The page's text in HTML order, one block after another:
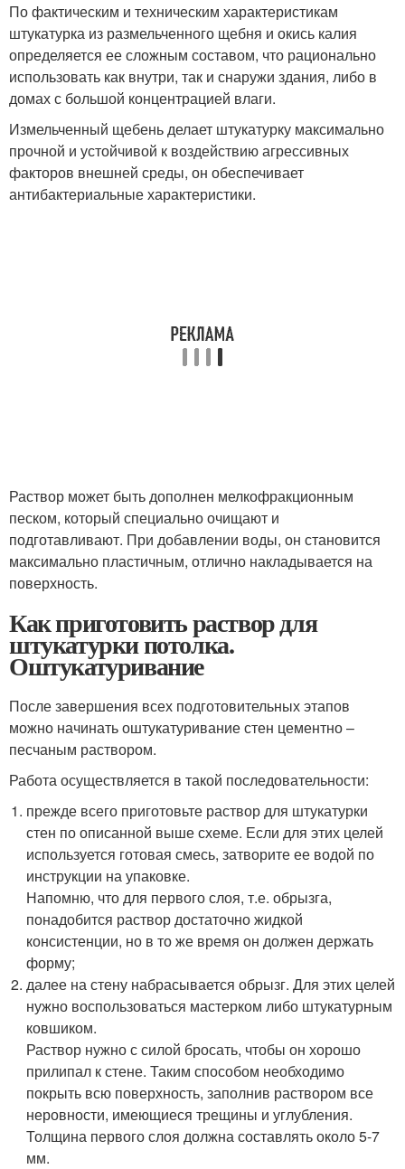
По фактическим и техническим характеристикам
штукатурка из размельченного щебня и окись калия
определяется ее сложным составом, что рационально
использовать как внутри, так и снаружи здания, либо в
домах с большой концентрацией влаги.
Измельченный щебень делает штукатурку максимально
прочной и устойчивой к воздействию агрессивных
факторов внешней среды, он обеспечивает
антибактериальные характеристики.
Раствор может быть дополнен мелкофракционным
песком, который специально очищают и
подготавливают. При добавлении воды, он становится
максимально пластичным, отлично накладывается на
поверхность.
Как приготовить раствор для
штукатурки потолка.
Оштукатуривание
После завершения всех подготовительных этапов
можно начинать оштукатуривание стен цементно –
песчаным раствором.
Работа осуществляется в такой последовательности:
прежде всего приготовьте раствор для штукатурки
стен по описанной выше схеме. Если для этих целей
используется готовая смесь, затворите ее водой по
инструкции на упаковке.
Напомню, что для первого слоя, т.е. обрызга,
понадобится раствор достаточно жидкой
консистенции, но в то же время он должен держать
форму;
далее на стену набрасывается обрызг. Для этих целей
нужно воспользоваться мастерком либо штукатурным
ковшиком.
Раствор нужно с силой бросать, чтобы он хорошо
прилипал к стене. Таким способом необходимо
покрыть всю поверхность, заполнив раствором все
неровности, имеющиеся трещины и углубления.
Толщина первого слоя должна составлять около 5-7
мм.